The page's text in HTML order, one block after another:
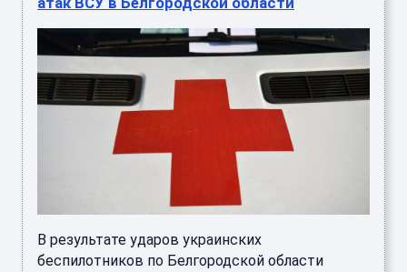
В результате ударов украинских
беспилотников по Белгородской области